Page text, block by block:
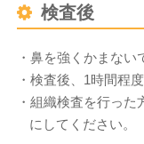
検査後
・鼻を強くかまない
・検査後、1時間程
・組織検査を行っ
にしてください。